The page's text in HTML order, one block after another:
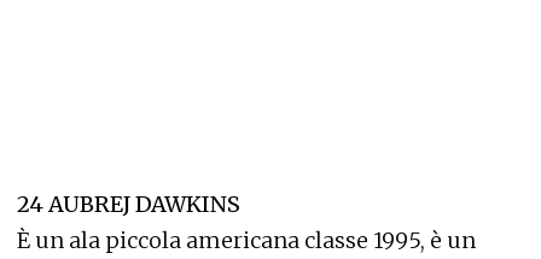
24 AUBREJ DAWKINS
È un ala piccola americana classe 1995, è un